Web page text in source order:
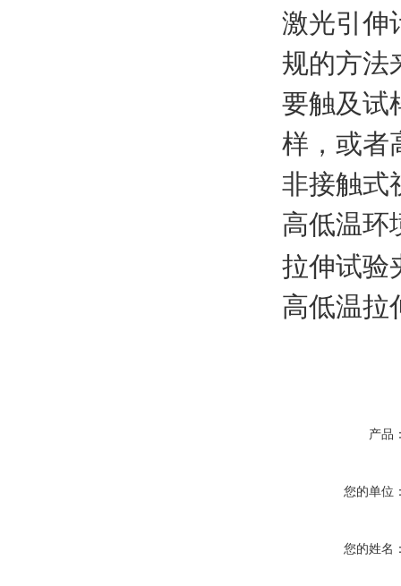
激光引伸
规的方法
要触及试
样，或者
非接触式
高低温环
拉伸试验
高低温拉
产品
您的单位
您的姓名